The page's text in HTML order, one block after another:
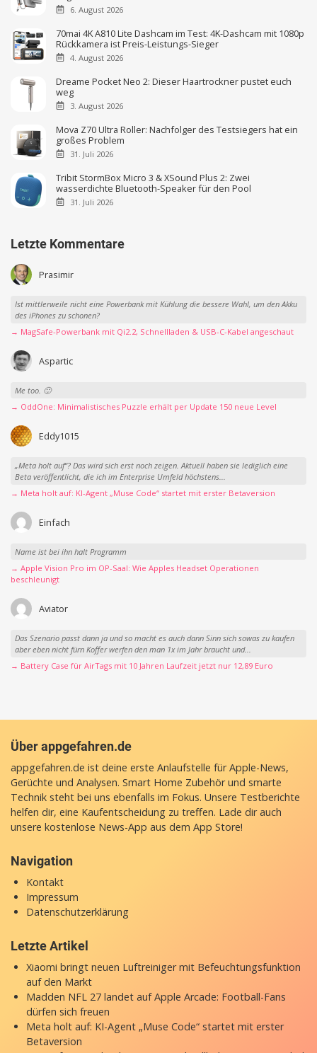
6. August 2026
70mai 4K A810 Lite Dashcam im Test: 4K-Dashcam mit 1080p
Rückkamera ist Preis-Leistungs-Sieger
4. August 2026
Dreame Pocket Neo 2: Dieser Haartrockner pustet euch
weg
3. August 2026
Mova Z70 Ultra Roller: Nachfolger des Testsiegers hat ein
großes Problem
31. Juli 2026
Tribit StormBox Micro 3 & XSound Plus 2: Zwei
wasserdichte Bluetooth-Speaker für den Pool
31. Juli 2026
Letzte Kommentare
Prasimir
Ist mittlerweile nicht eine Powerbank mit Kühlung die bessere Wahl, um den Akku
des iPhones zu schonen?
→ MagSafe-Powerbank mit Qi2.2, Schnellladen & USB-C-Kabel angeschaut
Aspartic
Me too. 🙂
→ OddOne: Minimalistisches Puzzle erhält per Update 150 neue Level
Eddy1015
„Meta holt auf“? Das wird sich erst noch zeigen. Aktuell haben sie lediglich eine
Beta veröffentlicht, die ich im Enterprise Umfeld höchstens...
→ Meta holt auf: KI-Agent „Muse Code“ startet mit erster Betaversion
Einfach
Name ist bei ihn halt Programm
→ Apple Vision Pro im OP-Saal: Wie Apples Headset Operationen
beschleunigt
Aviator
Das Szenario passt dann ja und so macht es auch dann Sinn sich sowas zu kaufen
aber eben nicht fürn Koffer werfen den man 1x im Jahr braucht und...
→ Battery Case für AirTags mit 10 Jahren Laufzeit jetzt nur 12,89 Euro
Über appgefahren.de
appgefahren.de ist deine erste Anlaufstelle für Apple-News,
Gerüchte und Analysen. Smart Home Zubehör und smarte
Technik steht bei uns ebenfalls im Fokus. Unsere Testberichte
helfen dir, eine Kaufentscheidung zu treffen. Lade dir auch
unsere kostenlose News-App aus dem App Store!
Navigation
Kontakt
Impressum
Datenschutzerklärung
Letzte Artikel
Xiaomi bringt neuen Luftreiniger mit Befeuchtungsfunktion
auf den Markt
Madden NFL 27 landet auf Apple Arcade: Football-Fans
dürfen sich freuen
Meta holt auf: KI-Agent „Muse Code“ startet mit erster
Betaversion